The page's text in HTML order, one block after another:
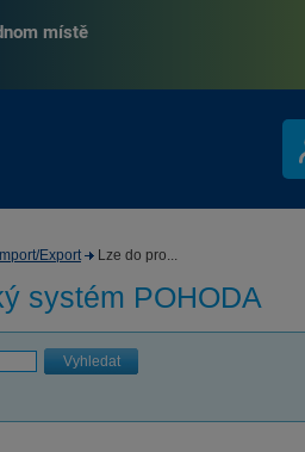
místě
Import/Export Lze do pro...
systém POHODA
Vyhledat